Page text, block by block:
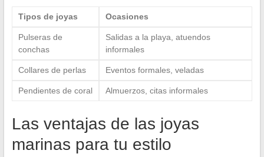
Tipos de joyas Ocasiones
Pulseras de
conchas
Salidas a la playa, atuendos
informales
Collares de perlas Eventos formales, veladas
Pendientes de coral Almuerzos, citas informales
Las ventajas de las joyas
marinas para tu estilo